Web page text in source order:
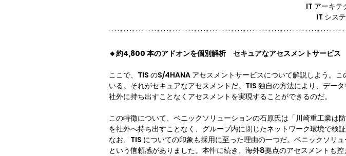
IT アーキテ
IT シス
🔸約4,800 本のアドオンを個別解析　セキュアなアセスメントサービス
ここで、TIS のS/4HANA アセスメントサービスについて解説しよう。
いる。それがセキュアなアセスメントだ。TIS 独自の方法により、デー
社外に持ち出すことなくアセスメントを実現することができるのだ。
この特徴について、ベニックソリューションの石原氏は「川崎重工業は
を社外へ持ち出すことなく、グループ内に閉じたネットワーク環境で検
なお、TIS についての印象も採用に至った理由の一つだ。ベニックソリ
という信頼感がありました。本件に続き、海外8拠点のアセスメントも